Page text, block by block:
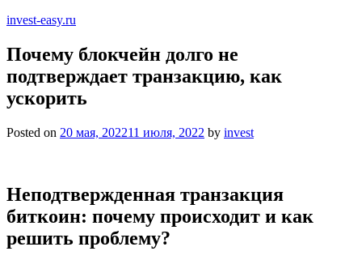
invest-easy.ru
Почему блокчейн долго не
подтверждает транзакцию, как
ускорить
Posted on 20 мая, 202211 июля, 2022 by invest
Неподтвержденная транзакция
биткоин: почему происходит и как
решить проблему?